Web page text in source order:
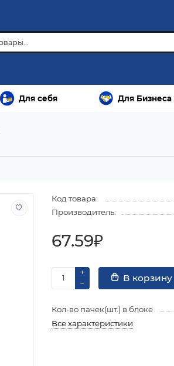
Для себя Для Бизнеса
Код товара:
Производитель:
67.59₽
В корзину
Кол-во пачек(шт.) в блоке
Все характеристики